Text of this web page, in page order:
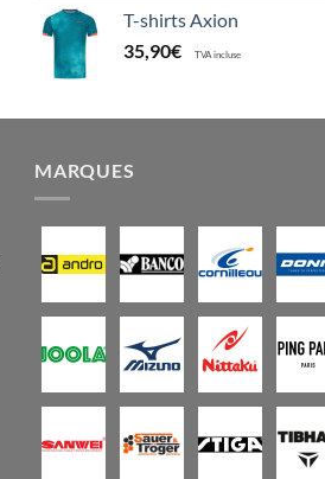
T-shirts Axion
35,90€ TVA incluse
MARQUES